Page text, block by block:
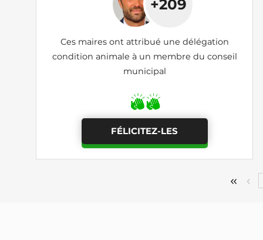
+209
Ces maires ont attribué une délégation
condition animale à un membre du conseil
municipal
FÉLICITEZ-LES